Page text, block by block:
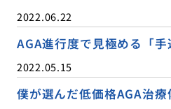
2022.06.22
AGA進行度で見極める「
2022.05.15
僕が選んだ低価格AGA治療